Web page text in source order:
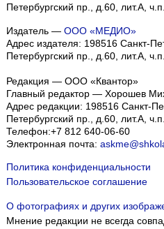
Петербургский пр., д.60, лит.А,
Издатель — ООО «МЕДИО»
Адрес издателя: 198516 Санкт-
Петербургский пр., д.60, лит.А,
Редакция — ООО «Квантор»
Главный редактор — Хорошев
Адрес редакции: 198516 Санкт-
Петербургский пр., д.60, лит.А,
Телефон:+7 812 640-06-60
Электронная почта:
Политика конфиденциальности
Пользовательское соглашение
О фотографиях и других
Мнение редакции не всегда